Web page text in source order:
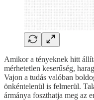
Amikor a tényeknek hitt
mérhetetlen keserűség,
Vajon a tudás valóban
önkéntelenül is felmerül.
ármánya foszthatja meg az